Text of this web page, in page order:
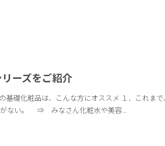
ーズをご紹介
基礎化粧品は、こんな方にオススメ １．これま
がない。 ⇒ みなさん化粧水や美容...